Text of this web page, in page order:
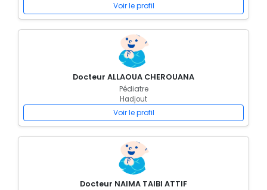
Voir le profil
Docteur ALLAOUA CHEROUANA
Pédiatre
Hadjout
Voir le profil
Docteur NAIMA TAIBI ATTIF